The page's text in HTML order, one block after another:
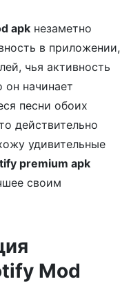
apk незаметно
в приложении,
чья активность
он начинает
песни обоих
действительно
удивительные
premium apk
своим
Mod